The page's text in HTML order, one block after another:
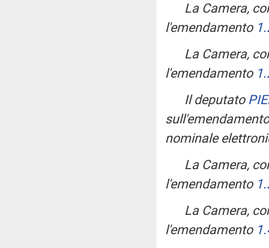
La Camera,
l'emendamento
La Camera,
l'emendamento
Il deputato
nominale
La Camera,
l'emendamento
La Camera,
l'emendamento